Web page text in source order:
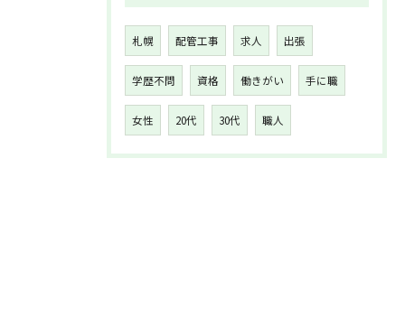
札幌 配管工事 求人 出張
学歴不問 資格 働きがい 手に職
女性 20代 30代 職人